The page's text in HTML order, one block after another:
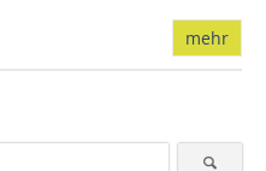
mehr